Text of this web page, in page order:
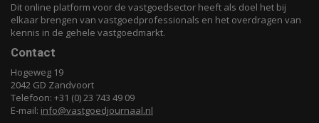
Dit online platform voor de vastgoedsector heeft als doel het bij
elkaar brengen van vastgoedprofessionals en het overdragen van
kennis in de gehele vastgoedmarkt.
Contact
Hogeweg 19
2042 GD Zandvoort
Telefoon: +31 (0) 23 743 49 09
E-mail: info@vastgoedjournaal.nl